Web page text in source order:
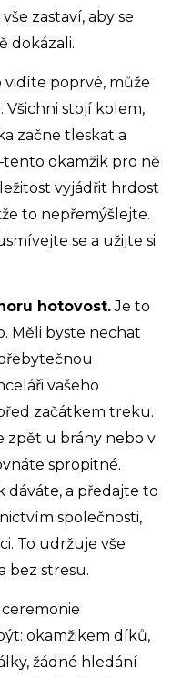
zastaví, aby se
dokázali.
poprvé, může
stojí kolem,
začne tleskat a
okamžik pro ně
vyjádřit hrdost
to nepřemýšlejte.
se a užijte si
hotovost.Je to
Měli byste nechat
vašeho
začátkem treku.
zpět u brány nebo v
spropitné.
dáváte, a předajte to
společnosti,
To udržuje vše
bez stresu.
okamžikem díků,
žádné hledání